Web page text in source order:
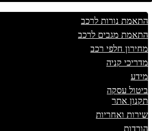
התאמת נורות לרכב
התאמת מגבים לרכב
מחירון חלפי רכב
מדריכי קניה
מידע
ביטול עסקה
תקנון אתר
שירות ואחריות
הורדות